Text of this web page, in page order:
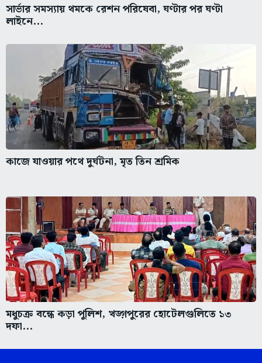
সার্ভার সমস্যায় থমকে রেশন পরিষেবা, ঘণ্টার পর ঘণ্টা
লাইনে...
কাজে যাওয়ার পথে দুর্ঘটনা, মৃত তিন শ্রমিক
মধুচক্র বন্ধে কড়া পুলিশ, খড়্গপুরের হোটেলগুলিতে ১৩
দফা...